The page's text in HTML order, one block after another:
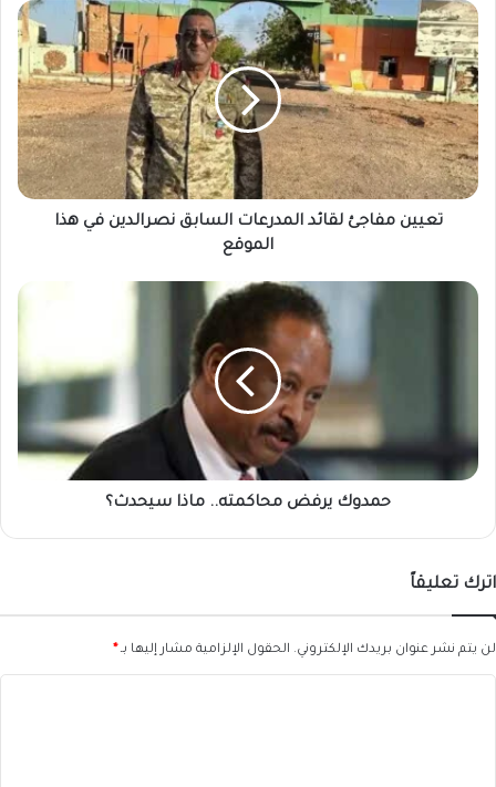
تعيين
مفاجئ
لقائد
المدرعات
السابق
نصرالدين
في
هذا
الموقع
تعيين مفاجئ لقائد المدرعات السابق نصرالدين في هذا
الموقع
حمدوك
حمدوك يرفض محاكمته.. ماذا سيحدث؟
اترك تعليقاً
لن يتم نشر عنوان بريدك الإلكتروني. الحقول الإلزامية مشار إليها بـ *